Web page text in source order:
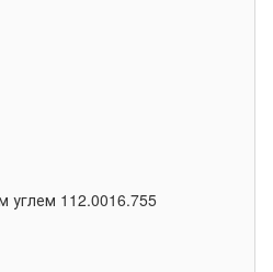
углем 112.0016.755